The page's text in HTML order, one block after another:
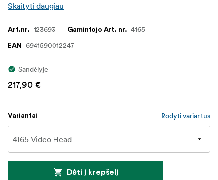
Skaityti daugiau
Art.nr. 123693 Gamintojo Art. nr. 4165
EAN 6941590012247
Sandėlyje
217,90 €
Variantai Rodyti variantus
Dėti į krepšelį